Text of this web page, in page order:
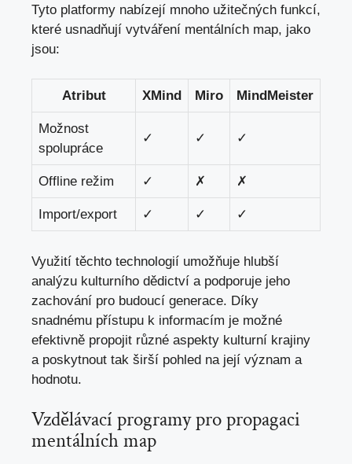
Tyto platformy nabízejí mnoho užitečných funkcí,
které usnadňují vytváření mentálních map, jako
jsou:
Atribut XMind Miro MindMeister
Možnost
spolupráce
✓ ✓ ✓
Offline režim ✓ ✗ ✗
Import/export ✓ ✓ ✓
Využití těchto technologií umožňuje hlubší
analýzu kulturního dědictví a podporuje jeho
zachování pro budoucí generace. Díky
snadnému přístupu k informacím je možné
efektivně propojit různé aspekty kulturní krajiny
a poskytnout tak širší pohled na její význam a
hodnotu.
Vzdělávací programy pro propagaci
mentálních map